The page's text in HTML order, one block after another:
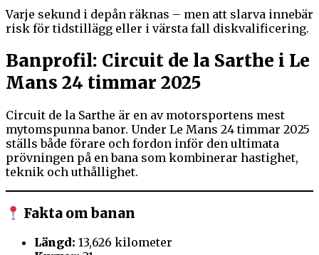
Varje sekund i depån räknas – men att slarva innebär
risk för tidstillägg eller i värsta fall diskvalificering.
Banprofil: Circuit de la Sarthe i Le
Mans 24 timmar 2025
Circuit de la Sarthe är en av motorsportens mest
mytomspunna banor. Under Le Mans 24 timmar 2025
ställs både förare och fordon inför den ultimata
prövningen på en bana som kombinerar hastighet,
teknik och uthållighet.
Fakta om banan
Längd: 13,626 kilometer